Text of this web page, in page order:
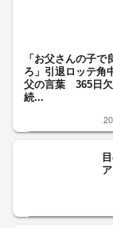
「お父さんの子で
ろ」引退ロッテ角
父の言葉 365日
続...